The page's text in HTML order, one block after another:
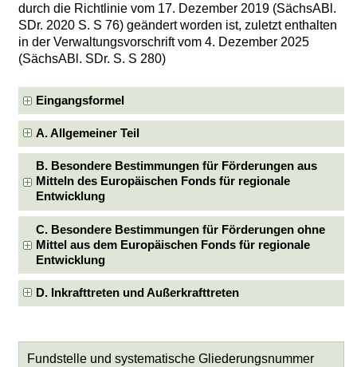
durch die Richtlinie vom 17. Dezember 2019 (SächsABl.
SDr. 2020 S. S 76) geändert worden ist, zuletzt enthalten
in der Verwaltungsvorschrift vom 4. Dezember 2025
(SächsABl. SDr. S. S 280)
Eingangsformel
A. Allgemeiner Teil
B. Besondere Bestimmungen für Förderungen aus
Mitteln des Europäischen Fonds für regionale
Entwicklung
C. Besondere Bestimmungen für Förderungen ohne
Mittel aus dem Europäischen Fonds für regionale
Entwicklung
D. Inkrafttreten und Außerkrafttreten
Fundstelle und systematische Gliederungsnummer